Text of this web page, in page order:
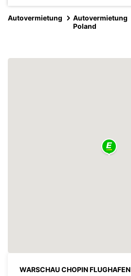
Autovermietung
Autovermietung
Poland
WARSCHAU CHOPIN FLUGHAFEN